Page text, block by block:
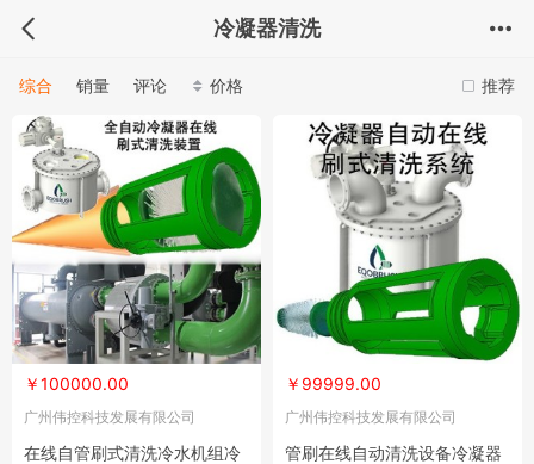
冷凝器清洗
推荐
综合 销量 评论 价格
￥100000.00
广州伟控科技发展有限公司
在线自管刷式清洗冷水机组冷
￥99999.00
广州伟控科技发展有限公司
管刷在线自动清洗设备冷凝器